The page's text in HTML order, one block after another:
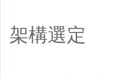
架構選定